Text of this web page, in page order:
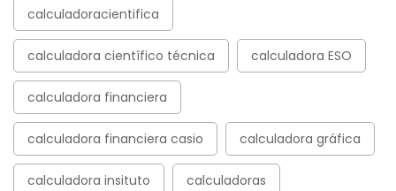
calculadoracientifica
calculadora científico técnica calculadora ESO
calculadora financiera
calculadora financiera casio calculadora gráfica
calculadora insituto calculadoras